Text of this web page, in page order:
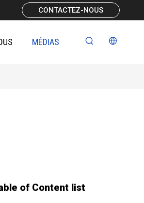
CONTACTEZ-NOUS
MÉDIAS
of Content list